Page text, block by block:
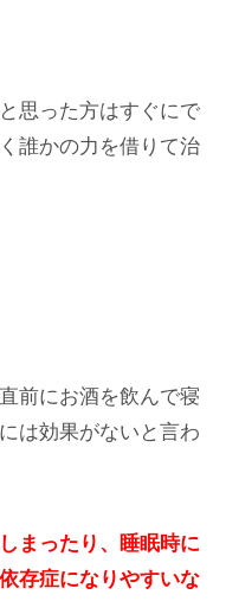
思った方はすぐにで
誰かの力を借りて治
前にお酒を飲んで寝
は効果がないと言わ
まったり、睡眠時に
存症になりやすいな